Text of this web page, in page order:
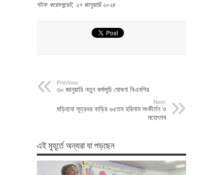
স্টাফ করেসপন্ডেট, ২৭ জানুয়ারি ২০২৪
Previous:
৩০ জানুয়ারি নতুন কর্মসূচি ঘোষণা বিএনপির
Next:
ঘড়িহানা সূত্রধর বাড়ির ৬৫তম হরিনাম সংকীর্তন ও
মহোৎসব
এই মুহূর্তে অন্যরা যা পড়ছেন